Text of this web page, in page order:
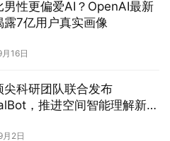
男性更偏爱AI？OpenAI最新
露7亿用户真实画像
16日
尖科研团队联合发布
，推进空间智能理解新突
2日